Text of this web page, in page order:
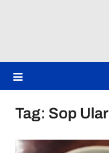
Tag: Sop Ular